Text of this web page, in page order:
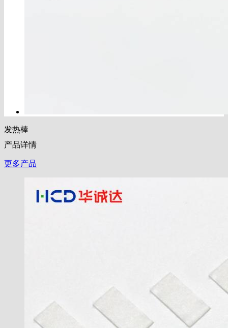
发热棒
产品详情
更多产品